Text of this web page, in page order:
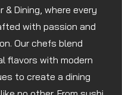
& Dining, where every
with passion and
Our chefs blend
flavors with modern
to create a dining